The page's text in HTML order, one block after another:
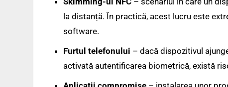
la distanță. În practică, acest lucru este
software.
Furtul telefonului – dacă dispozitivul
activată autentificarea biometrică, există